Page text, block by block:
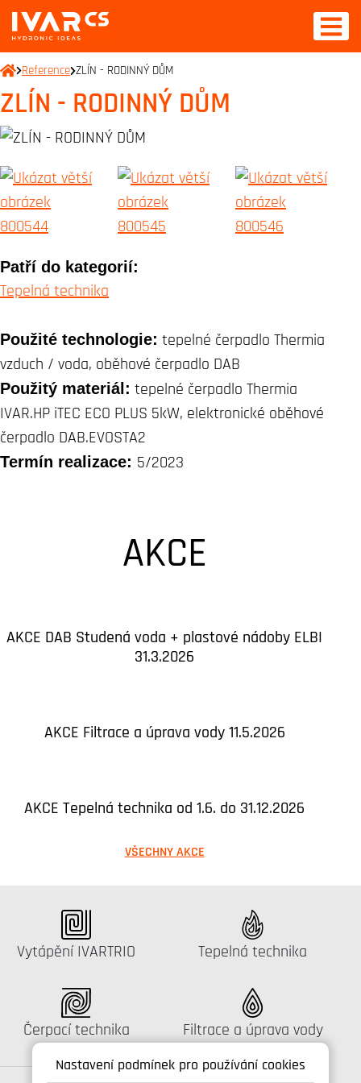
Nastavení podmínek pro používání cookies
Reference ZLÍN - RODINNÝ DŮM
ZLÍN - RODINNÝ DŮM
Patří do kategorií:
Tepelná technika
Použité technologie: tepelné čerpadlo Thermia
vzduch / voda, oběhové čerpadlo DAB
Použitý materiál: tepelné čerpadlo Thermia
IVAR.HP iTEC ECO PLUS 5kW, elektronické oběhové
čerpadlo DAB.EVOSTA2
Termín realizace: 5/2023
AKCE
AKCE DAB Studená voda + plastové nádoby ELBI
31.3.2026
AKCE Filtrace a úprava vody 11.5.2026
AKCE Tepelná technika od 1.6. do 31.12.2026
VŠECHNY AKCE
Katalog:
Vytápění IVARTRIO Katalog:
Tepelná technika
Katalog:
Čerpací technika Katalog:
Filtrace a úprava vody